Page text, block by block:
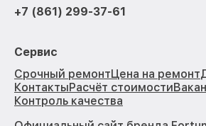
+7 (861) 299-37-61
Сервис
Срочный ремонтЦена на ремонт
КонтактыРасчёт стоимости
Контроль качества